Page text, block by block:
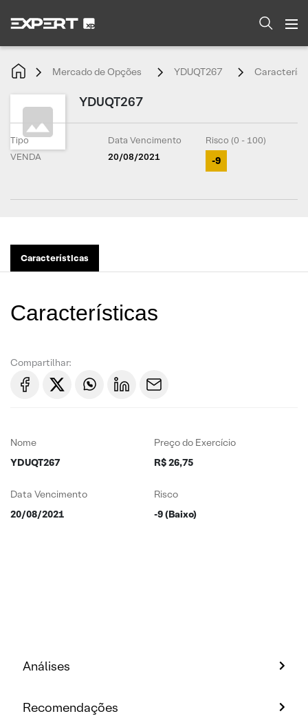
Mercado de Opções YDUQT267
YDUQT267
Tipo
VENDA
Data Vencimento
20/08/2021
Risco (0 - 100)
-9
Características
Características
Compartilhar:
Nome
YDUQT267
Preço do Exercício
R$ 26,75
Data Vencimento
20/08/2021
Risco
-9 (Baixo)
Análises
Recomendações